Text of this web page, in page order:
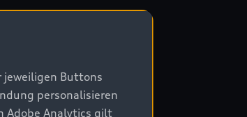
jeweiligen Buttons
personalisieren
Adobe Analytics gilt